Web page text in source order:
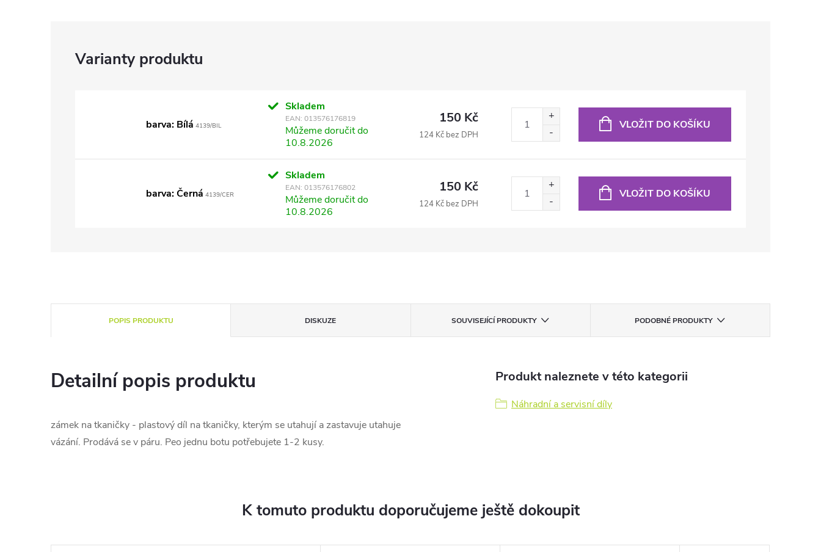
barva: Bílá 4139/BIL
Skladem
EAN: 013576176819
Můžeme doručit do
10.8.2026
150 Kč
124 Kč bez DPH
VLOŽIT DO KOŠÍKU
barva: Černá 4139/CER
Skladem
EAN: 013576176802
Můžeme doručit do
10.8.2026
150 Kč
124 Kč bez DPH
VLOŽIT DO KOŠÍKU
POPIS PRODUKTU DISKUZE SOUVISEJÍCÍ PRODUKTY PODOBNÉ PRODUKTY
Detailní popis produktu
zámek na tkaničky - plastový díl na tkaničky, kterým se utahují a zastavuje utahuje
vázání. Prodává se v páru. Peo jednu botu potřebujete 1-2 kusy.
Produkt naleznete v této kategorii
Náhradní a servisní díly
K tomuto produktu doporučujeme ještě dokoupit